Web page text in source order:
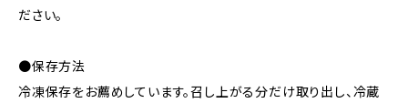
ださい。
●保存方法
冷凍保存をお薦めしています。召し上がる分だけ取り出し、冷蔵